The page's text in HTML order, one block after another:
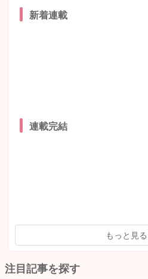
新着連載
連載完結
もっと見る
注目記事を探す